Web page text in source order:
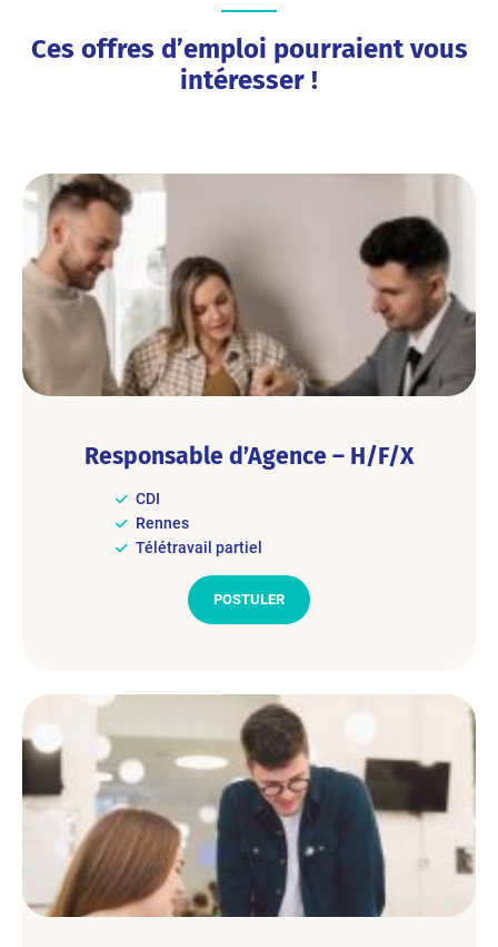
Ces offres d’emploi pourraient vous
intéresser !
Responsable d’Agence – H/F/X
CDI
Rennes
Télétravail partiel
POSTULER